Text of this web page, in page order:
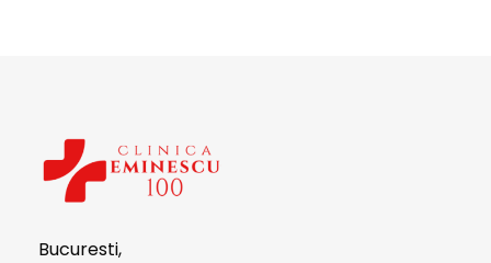
Bucuresti,